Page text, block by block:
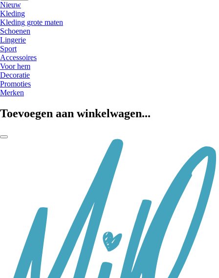
Nieuw
Kleding
Kleding grote maten
Schoenen
Lingerie
Sport
Accessoires
Voor hem
Decoratie
Promoties
Merken
Toevoegen aan winkelwagen...